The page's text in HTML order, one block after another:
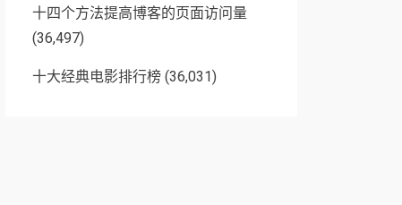
十四个方法提高博客的页面访问量
(36,497)
十大经典电影排行榜 (36,031)